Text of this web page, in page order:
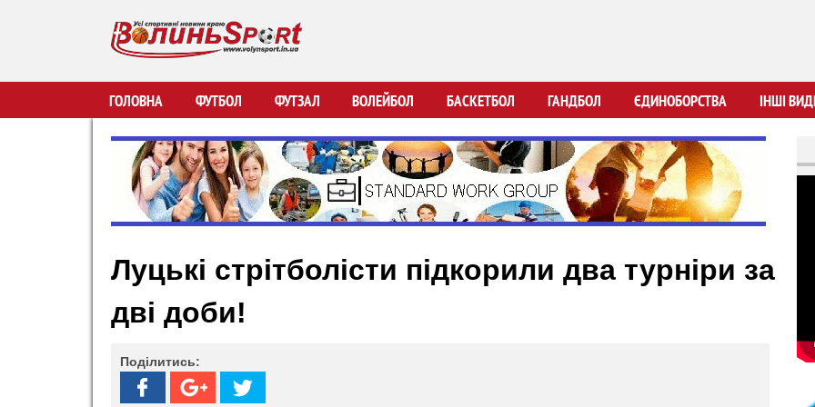
вмісту
В
о
и
н
ь
ГОЛОВНА ФУТБОЛ ФУТЗАЛ ВОЛЕЙБОЛ БАСКЕТБОЛ ГАНДБОЛ ЄДИНОБОРСТВА ІНШІ
Луцькі стрітболісти підкорили два турніри за
дві доби!
Поділитись: